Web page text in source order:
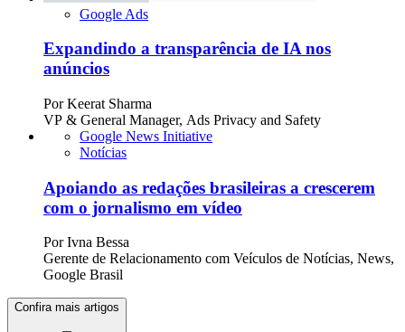
Google Ads
Expandindo a transparência de IA nos
anúncios
Por Keerat Sharma
VP & General Manager, Ads Privacy and Safety
Google News Initiative
Notícias
Apoiando as redações brasileiras a crescerem
com o jornalismo em vídeo
Por Ivna Bessa
Gerente de Relacionamento com Veículos de Notícias, News,
Google Brasil
Confira mais artigos